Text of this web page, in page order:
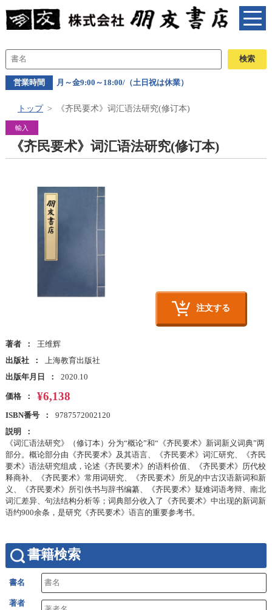
営業時間 月～金9:00～18:00/（土日祝は休業）
トップ 《齐民要术》词汇语法研究(修订本)
輸入
《齐民要术》词汇语法研究(修订本)
注文する
著者
王维辉
出版社
上海教育出版社
出版年月日
2020.10
価格 ¥6,138
ISBN番号
9787572002120
説明
《词汇语法研究》（修订本）分为“概论”和“《齐民要术》新词新义词典”两
部分。概论部分由《齐民要术》及其语言、《齐民要术》词汇研究、《齐民
要术》语法研究组成，论述《齐民要术》的语料价值、《齐民要术》历代校
释商补、《齐民要术》常用词研究、《齐民要术》所见的中古汉语新词和新
义、《齐民要术》所引佚书与辞书编纂、《齐民要术》疑难词语考辩、南北
词汇差异、句法结构分析等；词典部分收入了《齐民要术》中出现的新词新
语约900余条，是研究《齐民要术》语言的重要参考书。
書籍検索
書名
著者